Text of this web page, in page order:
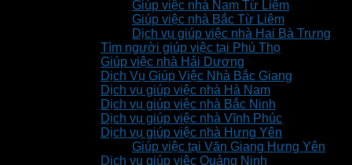
Giúp việc nhà Nam Từ Liêm
Giúp việc nhà Bắc Từ Liêm
Dịch vụ giúp việc nhà Hai Bà Trưng
Tìm người giúp việc tại Phú Thọ
Giúp việc nhà Hải Dương
Dịch Vụ Giúp Việc Nhà Bắc Giang
Dịch vụ giúp việc nhà Hà Nam
Dịch vụ giúp việc nhà Bắc Ninh
Dịch vụ giúp việc nhà Vĩnh Phúc
Dịch vụ giúp việc nhà Hưng Yên
Giúp việc tại Văn Giang Hưng Yên
Dịch vụ giúp việc Quảng Ninh